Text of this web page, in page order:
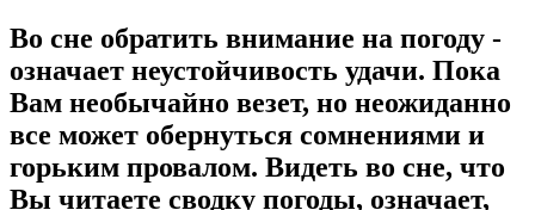
Во сне обратить внимание на погоду -
означает неустойчивость удачи. Пока
Вам необычайно везет, но неожиданно
все может обернуться сомнениями и
горьким провалом. Видеть во сне, что
Вы читаете сводку погоды, означает,